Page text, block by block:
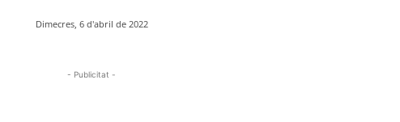
Dimecres, 6 d'abril de 2022
- Publicitat -